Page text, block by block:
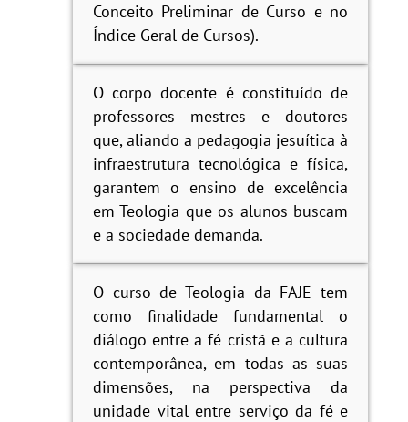
Conceito Preliminar de Curso e no
Índice Geral de Cursos).
O corpo docente é constituído de
professores mestres e doutores
que, aliando a pedagogia jesuítica à
infraestrutura tecnológica e física,
garantem o ensino de excelência
em Teologia que os alunos buscam
e a sociedade demanda.
O curso de Teologia da FAJE tem
como finalidade fundamental o
diálogo entre a fé cristã e a cultura
contemporânea, em todas as suas
dimensões, na perspectiva da
unidade vital entre serviço da fé e